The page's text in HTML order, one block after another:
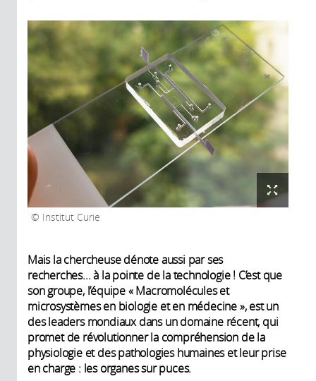
Institut Curie
Mais la chercheuse dénote aussi par ses
recherches... à la pointe de la technologie ! C’est que
son groupe, l’équipe « Macromolécules et
microsystèmes en biologie et en médecine », est un
des leaders mondiaux dans un domaine récent, qui
promet de révolutionner la compréhension de la
physiologie et des pathologies humaines et leur prise
en charge : les organes sur puces.